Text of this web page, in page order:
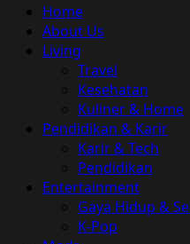
Primary
Menu
Home
About Us
Living
Travel
Kesehatan
Kuliner & Home
Pendidikan & Karir
Karir & Tech
Pendidikan
Entertainment
Gaya Hidup &
K-Pop